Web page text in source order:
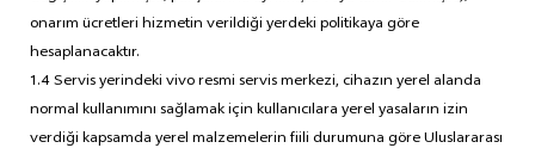
onarım ücretleri hizmetin verildiği yerdeki politikaya göre
hesaplanacaktır.
1.4 Servis yerindeki vivo resmi servis merkezi, cihazın yerel alanda
normal kullanımını sağlamak için kullanıcılara yerel yasaların izin
verdiği kapsamda yerel malzemelerin fiili durumuna göre Uluslararası